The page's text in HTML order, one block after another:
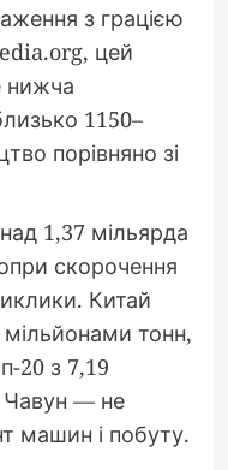
з грацією
цей
нижча
1150–
порівняно зі
1,37 мільярда
скорочення
Китай
тонн,
20 з 7,19
Чавун — не
машин і побуту.